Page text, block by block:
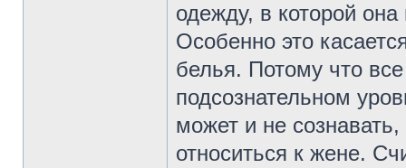
одежду, в которой
Особенно это
белья. Потому что
подсознательном
может и не
относиться к жене.